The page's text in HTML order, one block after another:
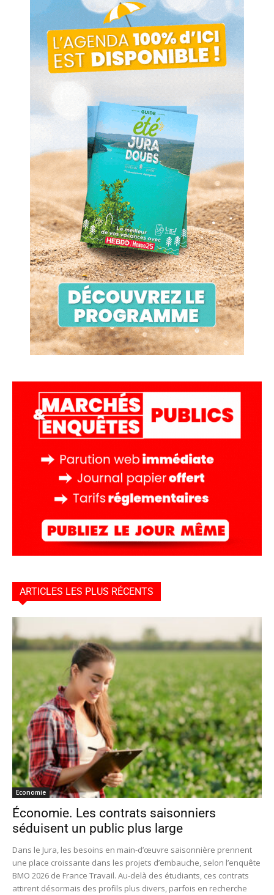
ARTICLES LES PLUS RÉCENTS
Economie
Économie. Les contrats saisonniers
séduisent un public plus large
Dans le Jura, les besoins en main-d’œuvre saisonnière prennent
une place croissante dans les projets d’embauche, selon l’enquête
BMO 2026 de France Travail. Au-delà des étudiants, ces contrats
attirent désormais des profils plus divers, parfois en recherche